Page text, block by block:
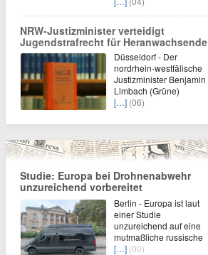
NRW-Justizminister verteidigt
Jugendstrafrecht für Heranwachsende
Düsseldorf - Der
nordrhein-westfälische
Justizminister Benjamin
Limbach (Grüne)
[…] (06)
Studie: Europa bei Drohnenabwehr
unzureichend vorbereitet
Berlin - Europa ist laut
einer Studie
unzureichend auf eine
mutmaßliche russische
[…] (00)